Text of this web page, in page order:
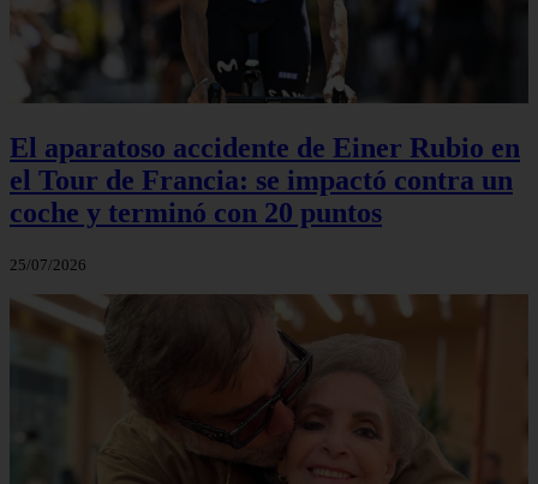
El aparatoso accidente de Einer Rubio en
el Tour de Francia: se impactó contra un
coche y terminó con 20 puntos
25/07/2026